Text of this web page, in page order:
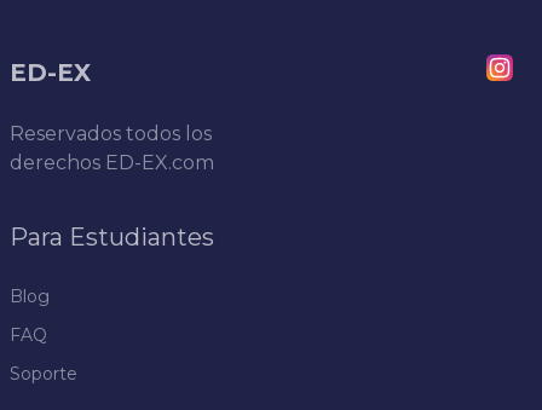
ED-EX
Reservados todos los
derechos ED-EX.com
Para Estudiantes
Blog
FAQ
Soporte